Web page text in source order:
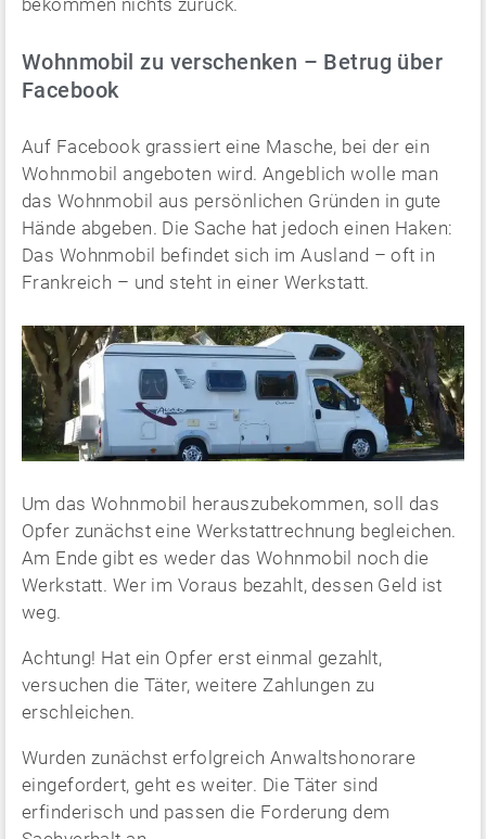
bekommen nichts zurück.
Wohnmobil zu verschenken – Betrug über
Facebook
Auf Facebook grassiert eine Masche, bei der ein
Wohnmobil angeboten wird. Angeblich wolle man
das Wohnmobil aus persönlichen Gründen in gute
Hände abgeben. Die Sache hat jedoch einen Haken:
Das Wohnmobil befindet sich im Ausland – oft in
Frankreich – und steht in einer Werkstatt.
Um das Wohnmobil herauszubekommen, soll das
Opfer zunächst eine Werkstattrechnung begleichen.
Am Ende gibt es weder das Wohnmobil noch die
Werkstatt. Wer im Voraus bezahlt, dessen Geld ist
weg.
Achtung! Hat ein Opfer erst einmal gezahlt,
versuchen die Täter, weitere Zahlungen zu
erschleichen.
Wurden zunächst erfolgreich Anwaltshonorare
eingefordert, geht es weiter. Die Täter sind
erfinderisch und passen die Forderung dem